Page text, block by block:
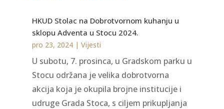
HKUD Stolac na Dobrotvornom kuhanju u
sklopu Adventa u Stocu 2024.
pro 23, 2024| Vijesti
U subotu, 7. prosinca, u Gradskom parku u
Stocu održana je velika dobrotvorna
akcija koja je okupila brojne institucije i
udruge Grada Stoca, s ciljem prikupljanja